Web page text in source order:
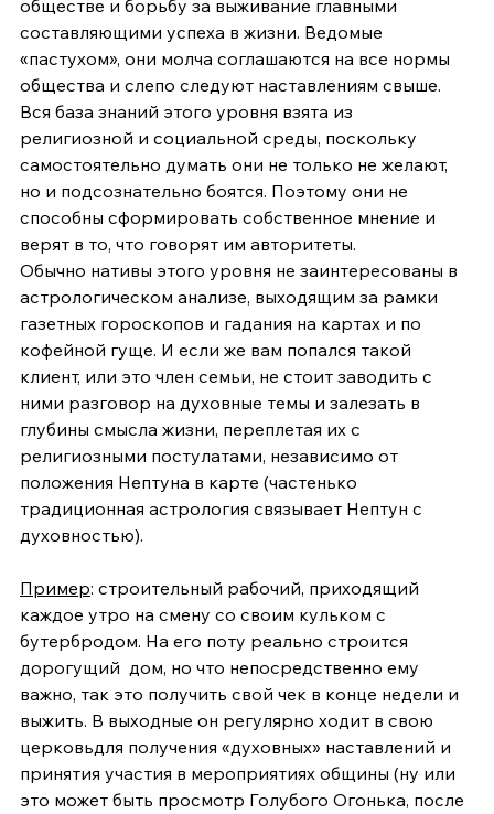
обществе и борьбу за выживание главными
составляющими успеха в жизни. Ведомые
«пастухом», они молча соглашаются на все нормы
общества и слепо следуют наставлениям свыше.
Вся база знаний этого уровня взята из
религиозной и социальной среды, поскольку
самостоятельно думать они не только не желают,
но и подсознательно боятся. Поэтому они не
способны сформировать собственное мнение и
верят в то, что говорят им авторитеты.
Обычно нативы этого уровня не заинтересованы в
астрологическом анализе, выходящим за рамки
газетных гороскопов и гадания на картах и по
кофейной гуще. И если же вам попался такой
клиент, или это член семьи, не стоит заводить с
ними разговор на духовные темы и залезать в
глубины смысла жизни, переплетая их с
религиозными постулатами, независимо от
положения Нептуна в карте (частенько
традиционная астрология связывает Нептун с
духовностью).
Пример: строительный рабочий, приходящий
каждое утро на смену со своим кульком с
бутербродом. На его поту реально строится
дорогущий  дом, но что непосредственно ему
важно, так это получить свой чек в конце недели и
выжить. В выходные он регулярно ходит в свою
церковьдля получения «духовных» наставлений и
принятия участия в мероприятиях общины (ну или
это может быть просмотр Голубого Огонька, после